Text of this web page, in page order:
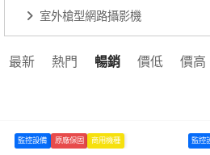
室外槍型網路攝影機
最新 熱門 暢銷 價低 價高
監控設備 原廠保固 商用機種 監控